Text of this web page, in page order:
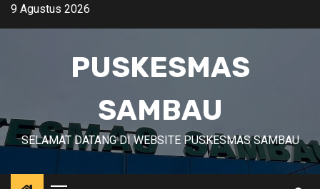
Skip9 Agustus 2026
PUSKESMAS
SAMBAU
SELAMAT DATANG DI WEBSITE PUSKESMAS SAMBAU